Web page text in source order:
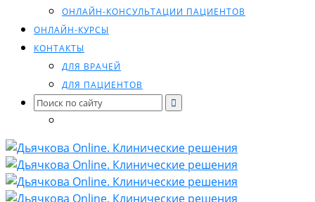
ОНЛАЙН-КОНСУЛЬТАЦИИ ПАЦИЕНТОВ
ОНЛАЙН-КУРСЫ
КОНТАКТЫ
ДЛЯ ВРАЧЕЙ
ДЛЯ ПАЦИЕНТОВ
Search
for: